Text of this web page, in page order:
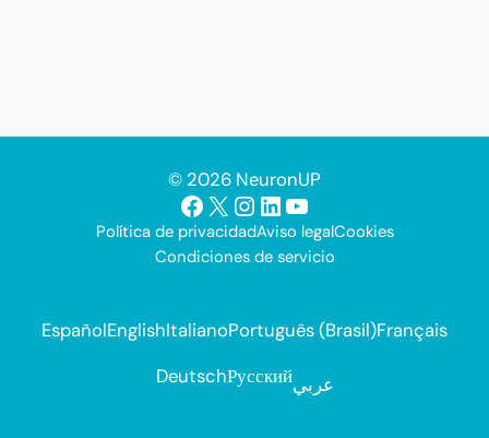
© 2026 NeuronUP
Facebook
X Instagram
LinkedIn
YouTube
Política de privacidadAviso legalCookies
Condiciones de servicio
EspañolEnglishItalianoPortuguês (Brasil)Français
DeutschРусскийعربي